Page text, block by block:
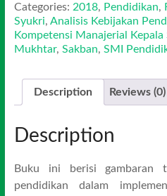
Categories: 2018, Pendidikan,
Syukri, Analisis Kebijakan
Kompetensi Manajerial
Mukhtar, Sakban, SMI
Description Reviews (0)
Description
Buku ini berisi gambaran
pendidikan dalam